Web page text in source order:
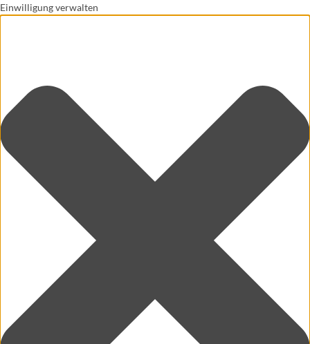
Einwilligung verwalten